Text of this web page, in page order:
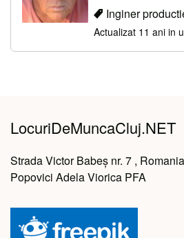
Inginer
Actualizat 11 ani in
LocuriDeMuncaCluj.NET
Strada Victor Babeș nr. 7 ,
Popovici Adela Viorica PFA